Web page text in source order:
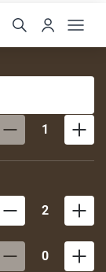
1
2
0